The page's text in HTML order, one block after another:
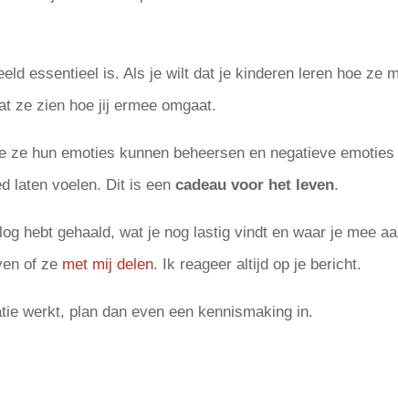
essentieel is. Als je wilt dat je kinderen leren hoe ze
ze zien hoe jij ermee omgaat.
ze hun emoties kunnen beheersen en negatieve emoties
laten voelen. Dit is eencadeau voor het leven.
hebt gehaald, wat je nog lastig vindt en waar je mee
of ze met mij delen. Ik reageer altijd op je bericht.
werkt, plan dan even een kennismaking in.